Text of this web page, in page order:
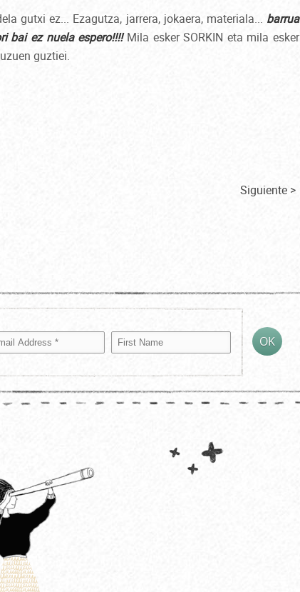
gutxi ez... Ezagutza, jarrera, jokaera, materiala... barrua
bai ez nuela espero!!!!Mila esker SORKIN eta mila esker
guztiei.
Siguiente >